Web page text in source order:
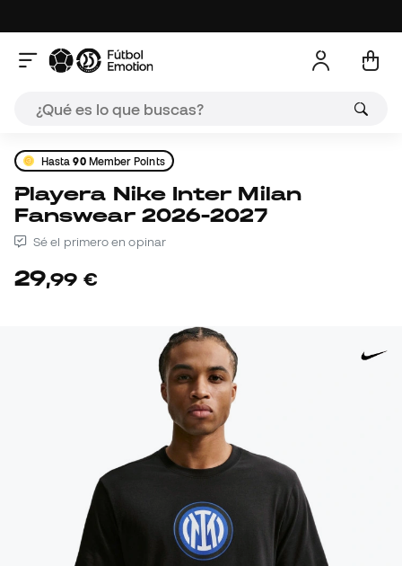
Hasta90Member Points
Playera Nike Inter Milan
Fanswear 2026-2027
Sé el primero en opinar
29,99 €